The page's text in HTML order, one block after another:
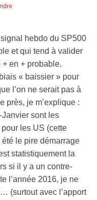
hebdo du SP500
et qui tend à valider
en + probable.
« baissier » pour
l’on ne serait pas à
près, je m’explique :
sont les
les US (cette
le pire démarrage
statistiquement la
si il y a un contre-
l’année 2016, je ne
(surtout avec l’apport